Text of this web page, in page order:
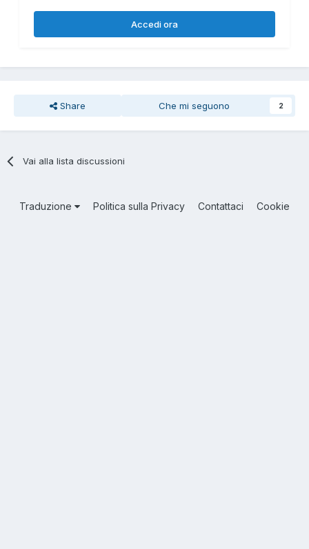
Accedi ora
Share Che mi seguono 2
Vai alla lista discussioni
Traduzione Politica sulla Privacy Contattaci Cookie